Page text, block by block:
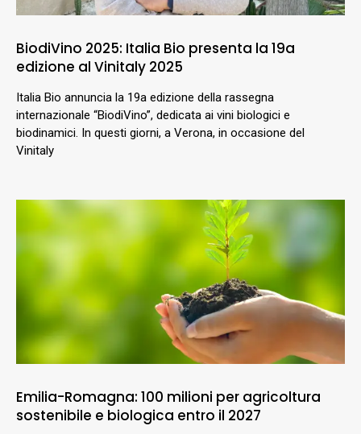
BiodiVino 2025: Italia Bio presenta la 19a
edizione al Vinitaly 2025
Italia Bio annuncia la 19a edizione della rassegna
internazionale “BiodiVino”, dedicata ai vini biologici e
biodinamici. In questi giorni, a Verona, in occasione del
Vinitaly
Emilia-Romagna: 100 milioni per agricoltura
sostenibile e biologica entro il 2027